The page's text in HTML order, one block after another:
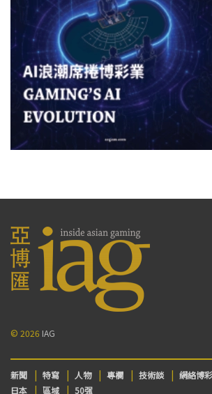
© 2026 IAG
新聞 特寫 人物 專欄 技術談 網絡博彩
日本
區域 50强